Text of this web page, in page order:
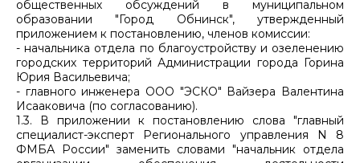
общественных обсуждений в муниципальном
образовании "Город Обнинск", утвержденный
приложением к постановлению, членов комиссии:
- начальника отдела по благоустройству и озеленению
городских территорий Администрации города Горина
Юрия Васильевича;
- главного инженера ООО "ЭСКО" Вайзера Валентина
Исааковича (по согласованию).
1.3. В приложении к постановлению слова "главный
специалист-эксперт Регионального управления N 8
ФМБА России" заменить словами "начальник отдела